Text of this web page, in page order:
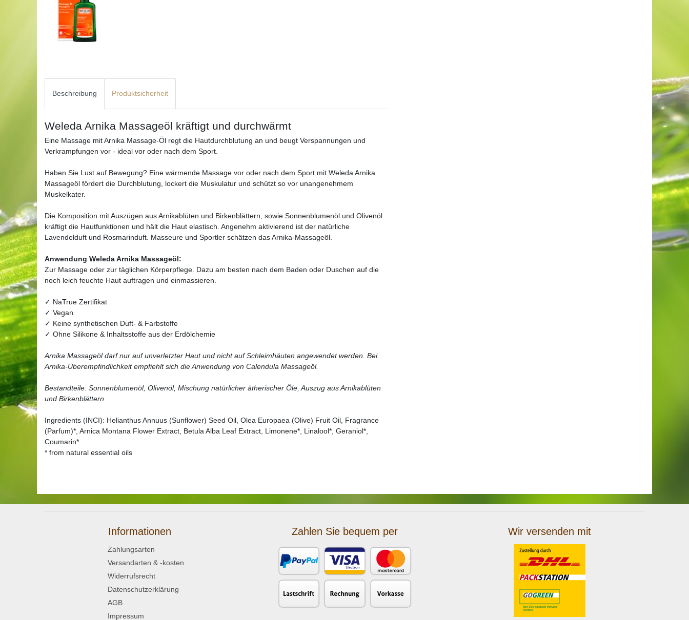
Beschreibung Produktsicherheit
Weleda Arnika Massageöl kräftigt und durchwärmt
Eine Massage mit Arnika Massage-Öl regt die Hautdurchblutung an und beugt Verspannungen und
Verkrampfungen vor - ideal vor oder nach dem Sport.
Haben Sie Lust auf Bewegung? Eine wärmende Massage vor oder nach dem Sport mit Weleda Arnika
Massageöl fördert die Durchblutung, lockert die Muskulatur und schützt so vor unangenehmem
Muskelkater.
Die Komposition mit Auszügen aus Arnikablüten und Birkenblättern, sowie Sonnenblumenöl und Olivenöl
kräftigt die Hautfunktionen und hält die Haut elastisch. Angenehm aktivierend ist der natürliche
Lavendelduft und Rosmarinduft. Masseure und Sportler schätzen das Arnika-Massageöl.
Anwendung Weleda Arnika Massageöl:
Zur Massage oder zur täglichen Körperpflege. Dazu am besten nach dem Baden oder Duschen auf die
noch leich feuchte Haut auftragen und einmassieren.
✓ NaTrue Zertifikat
✓ Vegan
✓ Keine synthetischen Duft- & Farbstoffe
✓ Ohne Silikone & Inhaltsstoffe aus der Erdölchemie
Arnika Massageöl darf nur auf unverletzter Haut und nicht auf Schleimhäuten angewendet werden. Bei
Arnika-Überempfindlichkeit empfiehlt sich die Anwendung von Calendula Massageöl.
Bestandteile: Sonnenblumenöl, Olivenöl, Mischung natürlicher ätherischer Öle, Auszug aus Arnikablüten
und Birkenblättern
Ingredients (INCI): Helianthus Annuus (Sunflower) Seed Oil, Olea Europaea (Olive) Fruit Oil, Fragrance
(Parfum)*, Arnica Montana Flower Extract, Betula Alba Leaf Extract, Limonene*, Linalool*, Geraniol*,
Coumarin*
* from natural essential oils
Informationen
Zahlungsarten
Versandarten & -kosten
Widerrufsrecht
Datenschutzerklärung
AGB
Impressum
Zahlen Sie bequem per Wir versenden mit